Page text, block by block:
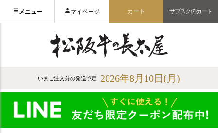
メニュー マイページ カート サブスクのカート
いまご注文分の発送予定 2026年8月10日(月)